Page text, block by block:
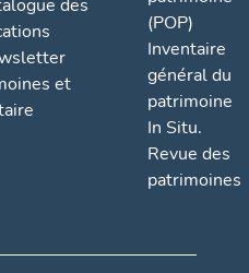
des
et
(POP)
Inventaire
général du
patrimoine
In Situ.
Revue des
patrimoines